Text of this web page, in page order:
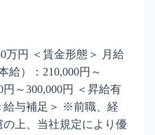
万円 ＜賃金形態＞ 月給
給）：210,000円～
円～300,000円 ＜昇給有
給与補足＞ ※前職、経
上、当社規定により優